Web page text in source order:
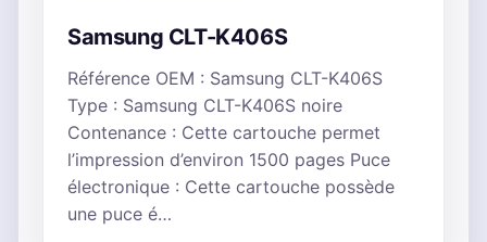
Samsung CLT-K406S
Référence OEM : Samsung CLT-K406S
Type : Samsung CLT-K406S noire
Contenance : Cette cartouche permet
l’impression d’environ 1500 pages Puce
électronique : Cette cartouche possède
une puce é…